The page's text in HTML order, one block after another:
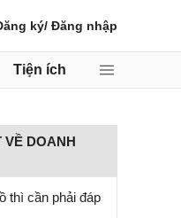
ký/ Đăng nhập
Tiện ích
VỀ DOANH
thì cần phải đáp